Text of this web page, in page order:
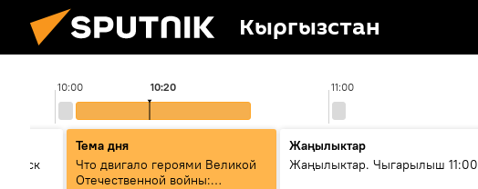
Кыргызстан
10:00 11:00
10:20
Тема дня
Что двигало героями Великой
Отечественной войны:
Жаңылыктар
Жаңылыктар. Чыгарылыш 11:00